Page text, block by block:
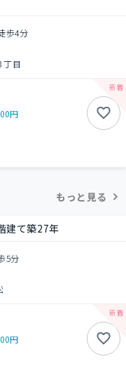
歩4分
丁目
円
もっと見る
建て築27年
5分
円